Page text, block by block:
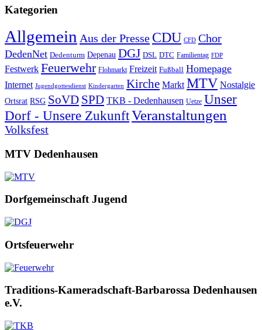
Kategorien
Allgemein Aus der Presse CDU CFD Chor
DedenNet Dedenturm Depenau DGJ DSL DTC Familientag FDP
Festwerk Feuerwehr Flohmarkt Freizeit Fußball Homepage
Internet Jugendgottesdienst Kindergarten Kirche Markt MTV Nostalgie
Ortsrat RSG SoVD SPD TKB - Dedenhausen Uetze Unser
Dorf - Unsere ZukunftVeranstaltungen
Volksfest
MTV Dedenhausen
Dorfgemeinschaft Jugend
Ortsfeuerwehr
Traditions-Kameradschaft-Barbarossa Dedenhausen
e.V.